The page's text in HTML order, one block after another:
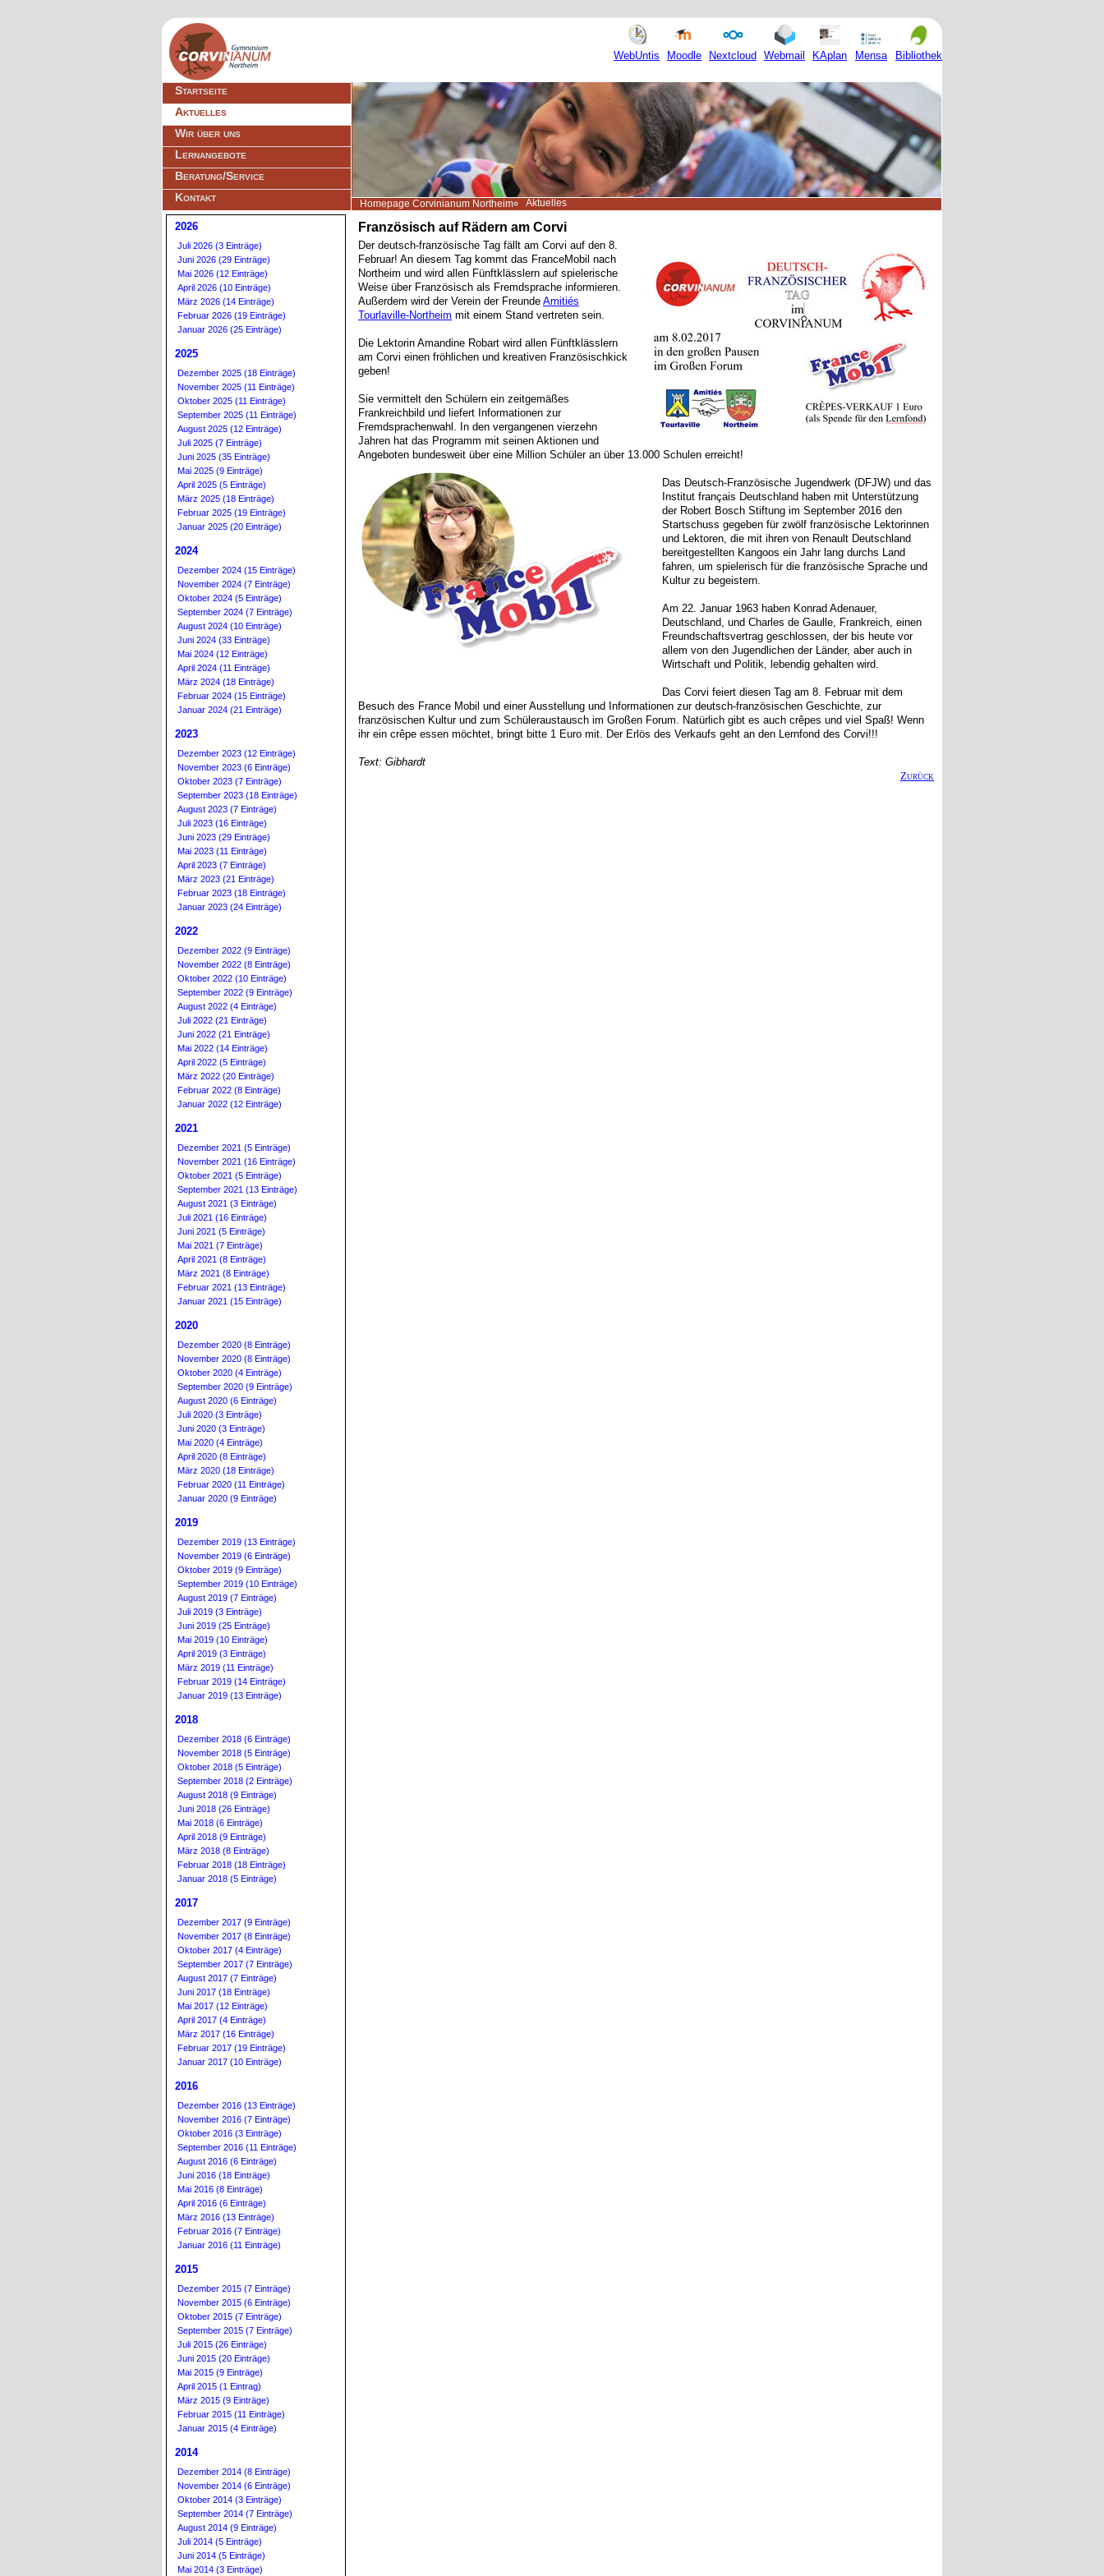
WebUntis Moodle Nextcloud Webmail KAplan Mensa Bibliothek
Navigation
überspringen
Startseite
Aktuelles
Wir über uns
Lernangebote
Beratung/Service
Kontakt
Homepage Corvinianum Northeim Aktuelles
Französisch auf Rädern am Corvi
Der deutsch-französische Tag fällt am Corvi auf den 8.
Februar! An diesem Tag kommt das FranceMobil nach
Northeim und wird allen Fünftklässlern auf spielerische
Weise über Französisch als Fremdsprache informieren.
Außerdem wird der Verein der Freunde Amitiés
Tourlaville-Northeim mit einem Stand vertreten sein.
Die Lektorin Amandine Robart wird allen Fünftklässlern
am Corvi einen fröhlichen und kreativen Französischkick
geben!
Sie vermittelt den Schülern ein zeitgemäßes
Frankreichbild und liefert Informationen zur
Fremdsprachenwahl. In den vergangenen vierzehn
Jahren hat das Programm mit seinen Aktionen und
Angeboten bundesweit über eine Million Schüler an über 13.000 Schulen erreicht!
Das Deutsch-Französische Jugendwerk (DFJW) und das
Institut français Deutschland haben mit Unterstützung
der Robert Bosch Stiftung im September 2016 den
Startschuss gegeben für zwölf französische Lektorinnen
und Lektoren, die mit ihren von Renault Deutschland
bereitgestellten Kangoos ein Jahr lang durchs Land
fahren, um spielerisch für die französische Sprache und
Kultur zu begeistern.
Am 22. Januar 1963 haben Konrad Adenauer,
Deutschland, und Charles de Gaulle, Frankreich, einen
Freundschaftsvertrag geschlossen, der bis heute vor
allem von den Jugendlichen der Länder, aber auch in
Wirtschaft und Politik, lebendig gehalten wird.
Das Corvi feiert diesen Tag am 8. Februar mit dem
Besuch des France Mobil und einer Ausstellung und Informationen zur deutsch-französischen Geschichte, zur
französischen Kultur und zum Schüleraustausch im Großen Forum. Natürlich gibt es auch crêpes und viel Spaß! Wenn
ihr ein crêpe essen möchtet, bringt bitte 1 Euro mit. Der Erlös des Verkaufs geht an den Lernfond des Corvi!!!
Text: Gibhardt
Zurück
2026
Juli 2026 (3 Einträge)
Juni 2026 (29 Einträge)
Mai 2026 (12 Einträge)
April 2026 (10 Einträge)
März 2026 (14 Einträge)
Februar 2026 (19 Einträge)
Januar 2026 (25 Einträge)
2025
Dezember 2025 (18 Einträge)
November 2025 (11 Einträge)
Oktober 2025 (11 Einträge)
September 2025 (11 Einträge)
August 2025 (12 Einträge)
Juli 2025 (7 Einträge)
Juni 2025 (35 Einträge)
Mai 2025 (9 Einträge)
April 2025 (5 Einträge)
März 2025 (18 Einträge)
Februar 2025 (19 Einträge)
Januar 2025 (20 Einträge)
2024
Dezember 2024 (15 Einträge)
November 2024 (7 Einträge)
Oktober 2024 (5 Einträge)
September 2024 (7 Einträge)
August 2024 (10 Einträge)
Juni 2024 (33 Einträge)
Mai 2024 (12 Einträge)
April 2024 (11 Einträge)
März 2024 (18 Einträge)
Februar 2024 (15 Einträge)
Januar 2024 (21 Einträge)
2023
Dezember 2023 (12 Einträge)
November 2023 (6 Einträge)
Oktober 2023 (7 Einträge)
September 2023 (18 Einträge)
August 2023 (7 Einträge)
Juli 2023 (16 Einträge)
Juni 2023 (29 Einträge)
Mai 2023 (11 Einträge)
April 2023 (7 Einträge)
März 2023 (21 Einträge)
Februar 2023 (18 Einträge)
Januar 2023 (24 Einträge)
2022
Dezember 2022 (9 Einträge)
November 2022 (8 Einträge)
Oktober 2022 (10 Einträge)
September 2022 (9 Einträge)
August 2022 (4 Einträge)
Juli 2022 (21 Einträge)
Juni 2022 (21 Einträge)
Mai 2022 (14 Einträge)
April 2022 (5 Einträge)
März 2022 (20 Einträge)
Februar 2022 (8 Einträge)
Januar 2022 (12 Einträge)
2021
Dezember 2021 (5 Einträge)
November 2021 (16 Einträge)
Oktober 2021 (5 Einträge)
September 2021 (13 Einträge)
August 2021 (3 Einträge)
Juli 2021 (16 Einträge)
Juni 2021 (5 Einträge)
Mai 2021 (7 Einträge)
April 2021 (8 Einträge)
März 2021 (8 Einträge)
Februar 2021 (13 Einträge)
Januar 2021 (15 Einträge)
2020
Dezember 2020 (8 Einträge)
November 2020 (8 Einträge)
Oktober 2020 (4 Einträge)
September 2020 (9 Einträge)
August 2020 (6 Einträge)
Juli 2020 (3 Einträge)
Juni 2020 (3 Einträge)
Mai 2020 (4 Einträge)
April 2020 (8 Einträge)
März 2020 (18 Einträge)
Februar 2020 (11 Einträge)
Januar 2020 (9 Einträge)
2019
Dezember 2019 (13 Einträge)
November 2019 (6 Einträge)
Oktober 2019 (9 Einträge)
September 2019 (10 Einträge)
August 2019 (7 Einträge)
Juli 2019 (3 Einträge)
Juni 2019 (25 Einträge)
Mai 2019 (10 Einträge)
April 2019 (3 Einträge)
März 2019 (11 Einträge)
Februar 2019 (14 Einträge)
Januar 2019 (13 Einträge)
2018
Dezember 2018 (6 Einträge)
November 2018 (5 Einträge)
Oktober 2018 (5 Einträge)
September 2018 (2 Einträge)
August 2018 (9 Einträge)
Juni 2018 (26 Einträge)
Mai 2018 (6 Einträge)
April 2018 (9 Einträge)
März 2018 (8 Einträge)
Februar 2018 (18 Einträge)
Januar 2018 (5 Einträge)
2017
Dezember 2017 (9 Einträge)
November 2017 (8 Einträge)
Oktober 2017 (4 Einträge)
September 2017 (7 Einträge)
August 2017 (7 Einträge)
Juni 2017 (18 Einträge)
Mai 2017 (12 Einträge)
April 2017 (4 Einträge)
März 2017 (16 Einträge)
Februar 2017 (19 Einträge)
Januar 2017 (10 Einträge)
2016
Dezember 2016 (13 Einträge)
November 2016 (7 Einträge)
Oktober 2016 (3 Einträge)
September 2016 (11 Einträge)
August 2016 (6 Einträge)
Juni 2016 (18 Einträge)
Mai 2016 (8 Einträge)
April 2016 (6 Einträge)
März 2016 (13 Einträge)
Februar 2016 (7 Einträge)
Januar 2016 (11 Einträge)
2015
Dezember 2015 (7 Einträge)
November 2015 (6 Einträge)
Oktober 2015 (7 Einträge)
September 2015 (7 Einträge)
Juli 2015 (26 Einträge)
Juni 2015 (20 Einträge)
Mai 2015 (9 Einträge)
April 2015 (1 Eintrag)
März 2015 (9 Einträge)
Februar 2015 (11 Einträge)
Januar 2015 (4 Einträge)
2014
Dezember 2014 (8 Einträge)
November 2014 (6 Einträge)
Oktober 2014 (3 Einträge)
September 2014 (7 Einträge)
August 2014 (9 Einträge)
Juli 2014 (5 Einträge)
Juni 2014 (5 Einträge)
Mai 2014 (3 Einträge)